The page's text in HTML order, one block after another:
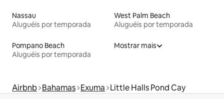
Nassau
Aluguéis por temporada
West Palm Beach
Aluguéis por temporada
Pompano Beach
Aluguéis por temporada
Mostrar mais
Airbnb Bahamas Exuma Little Halls Pond Cay